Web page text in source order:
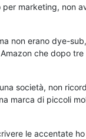
per marketing, non
non erano dye-
che dopo tre
società, non
marca di piccoli
le accentate